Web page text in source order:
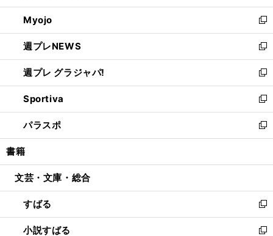
開
く
ウ
で
開
く
ン
ド
ウ
で
開
く
ウ
ィ
ン
ド
ウ
で
開
く
Myojo
新
し
い
ウ
ィ
ン
ド
ウ
で
開
週プレNEWS
新
し
い
ウ
ィ
ン
ド
ウ
開
週プレ グラジャパ!
新
し
い
ウ
ィ
ン
ウ
開
く
Sportiva
新
し
い
ウ
ン
ウ
で
開
く
パラスポ
新
し
ウ
ン
ド
ウ
で
書籍
文芸・文庫・総合
すばる
新
し
い
小説すばる
新